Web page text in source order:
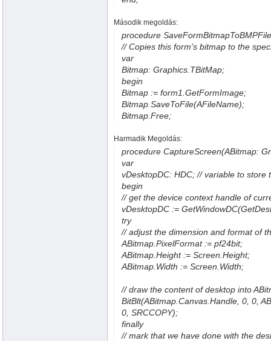
Második megoldás:
procedure
// Copies this form's bitmap to the
var
Bitmap: Graphics.TBitMap;
begin
Bitmap := form1.GetFormImage;
Bitmap.SaveToFile(AFileName);
Bitmap.Free;
Harmadik Megoldás:
procedure CaptureScreen(ABitmap:
var
vDesktopDC: HDC; // variable to
begin
// get the device context handle of
vDesktopDC :=
try
// adjust the dimension and format of
ABitmap.PixelFormat := pf24bit;
ABitmap.Height := Screen.Height;
ABitmap.Width := Screen.Width;
// draw the content of desktop into
BitBlt(ABitmap.Canvas.Handle, 0, 0,
0, SRCCOPY);
finally
// mark that we have done with the